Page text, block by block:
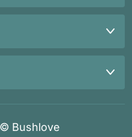
Bushlove